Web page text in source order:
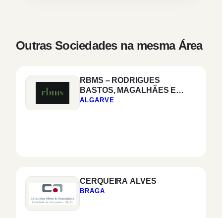
Outras Sociedades na mesma Área
RBMS – RODRIGUES
BASTOS, MAGALHÃES E
SILVA & ASSOCIADOS,
ALGARVE
CERQUEIRA ALVES
BRAGA